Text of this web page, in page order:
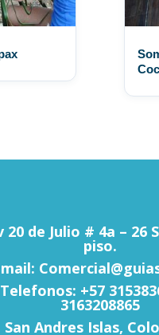
20 de Julio # 4a – 26
piso.
Telefonos: +57
3163208865
San Andres Islas,